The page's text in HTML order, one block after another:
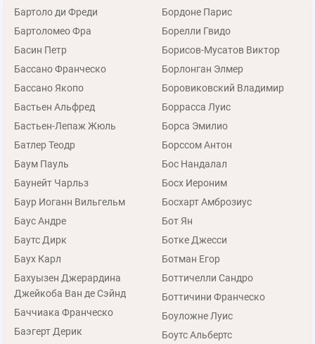
Бартоло ди Фреди
Бартоломео Фра
Басин Петр
Бассано Франческо
Бассано Якопо
Бастьен Альфред
Бастьен-Лепаж Жюль
Батлер Теодр
Баум Пауль
Баунейт Чарльз
Баур Иоганн Вильгельм
Баус Андре
Баутс Дирк
Баух Карл
Бахуызен Джерардина
Джейкоба Ван де Сэйнд
Баччиака Франческо
Баэгерт Дерик
Бордоне Парис
Борелли Гвидо
Борисов-Мусатов Виктор
Борлонган Элмер
Боровиковский Владимир
Боррасса Луис
Борса Эмилио
Борссом Антон
Бос Нандалал
Босх Иероним
Босхарт Амброзиус
Бот Ян
Ботке Джесси
Ботман Егор
Боттичелли Сандро
Боттичини Франческо
Боуложне Луис
Боутс Альбертс